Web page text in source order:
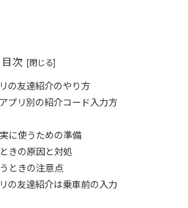
目次
の友達紹介のやり方
プリ別の紹介コード入力方
に使うための準備
きの原因と対処
ときの注意点
の友達紹介は乗車前の入力